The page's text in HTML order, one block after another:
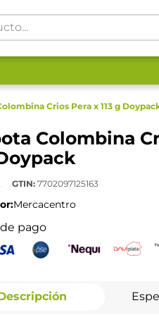
Crios Pera x 113 g
Colombina
GTIN: 7702097125163
Mercacentro
pago